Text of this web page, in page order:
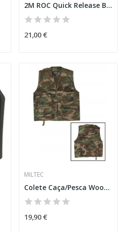
2M ROC Quick Release Buckle Set - Coyote
21,00 €
MILTEC
Colete Caça/Pesca Woodland [Miltec]
19,90 €